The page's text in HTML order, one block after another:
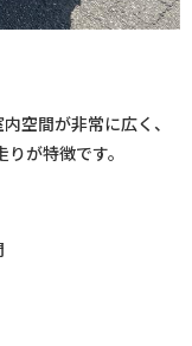
空間が非常に広く、
が特徴です。